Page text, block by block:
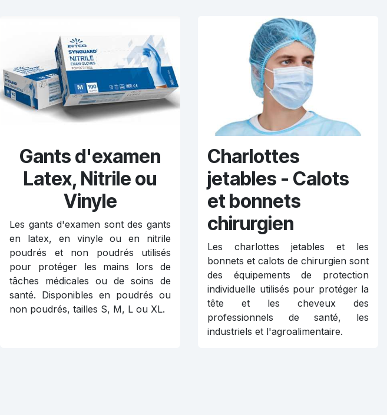
Gants d'examen
Latex, Nitrile ou
Vinyle
Les gants d'examen sont des gants
en latex, en vinyle ou en nitrile
poudrés et non poudrés utilisés
pour protéger les mains lors de
tâches médicales ou de soins de
santé. Disponibles en poudrés ou
non poudrés, tailles S, M, L ou XL.
Charlottes
jetables - Calots
et bonnets
chirurgien
Les charlottes jetables et les
bonnets et calots de chirurgien sont
des équipements de protection
individuelle utilisés pour protéger la
tête et les cheveux des
professionnels de santé, les
industriels et l'agroalimentaire.